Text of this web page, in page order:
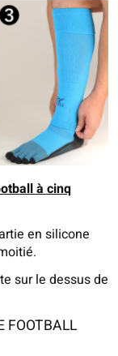
à cinq
en silicone
sur le dessus de
FOOTBALL